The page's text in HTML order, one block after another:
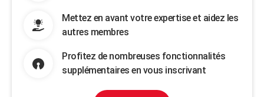
Mettez en avant votre expertise et aidez les
autres membres
Profitez de nombreuses fonctionnalités
supplémentaires en vous inscrivant